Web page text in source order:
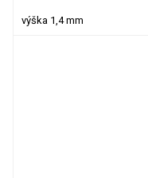
výška 1,4 mm